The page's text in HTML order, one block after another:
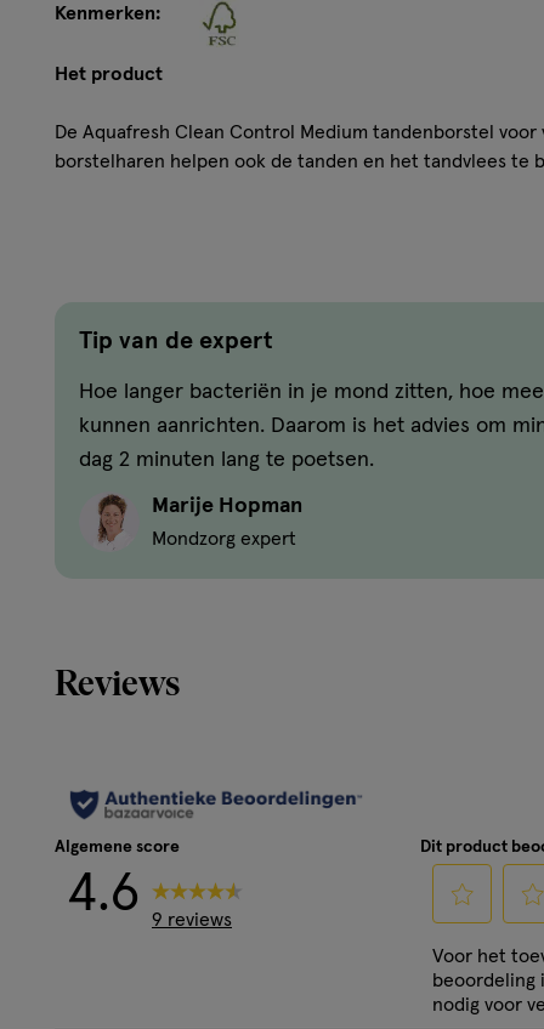
Kenmerken:
Het product
De Aquafresh Clean Control Medium tandenborstel voor
borstelharen helpen ook de tanden en het tandvlees te
heeft een comfortabele rubberen antisliphandgreep,
gerecycled karton met een venster van geregenereerde
300 ton per jaar te verminderen.* We raden aan om
lang met de Aquafresh Clean Contral tandenborstel
november 2021, gebaseerd op de wereldwijde plastic
Kenmerken
Tip van de expert
Hoe langer bacteriën in je mond zitten, hoe
kunnen aanrichten. Daarom is het advies om
dag 2 minuten lang te poetsen.
Marije Hopman
Mondzorg expert
Reviews
Algemene score
4.6 9 reviews
Dit product
om
het
om
het
Voor het
beoordeling
nodig voor